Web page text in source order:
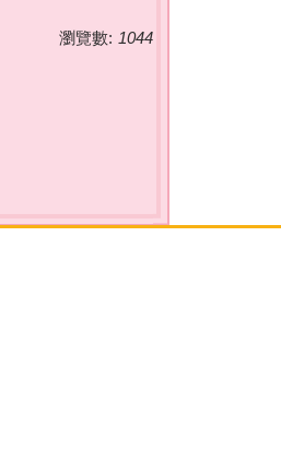
瀏覽數: 1044